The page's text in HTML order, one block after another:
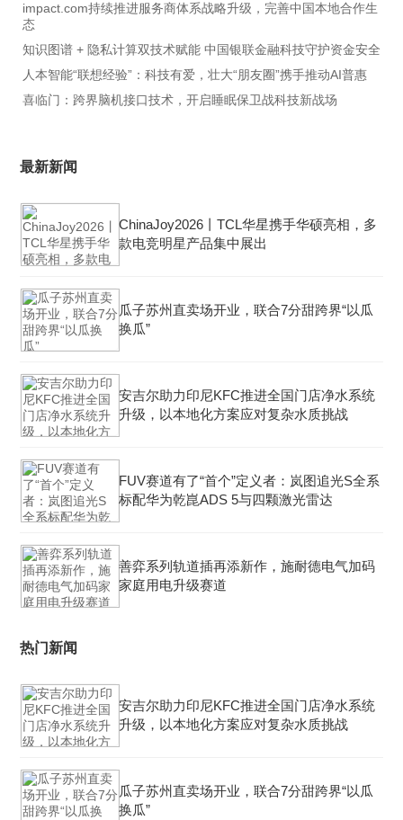
impact.com持续推进服务商体系战略升级，完善中国本地合作生
态
知识图谱 + 隐私计算双技术赋能 中国银联金融科技守护资金安全
人本智能“联想经验”：科技有爱，壮大“朋友圈”携手推动AI普惠
喜临门：跨界脑机接口技术，开启睡眠保卫战科技新战场
最新新闻
ChinaJoy2026丨TCL华星携手华硕亮相，多
款电竞明星产品集中展出
瓜子苏州直卖场开业，联合7分甜跨界“以瓜
换瓜”
安吉尔助力印尼KFC推进全国门店净水系统
升级，以本地化方案应对复杂水质挑战
FUV赛道有了“首个”定义者：岚图追光S全系
标配华为乾崑ADS 5与四颗激光雷达
善弈系列轨道插再添新作，施耐德电气加码
家庭用电升级赛道
热门新闻
安吉尔助力印尼KFC推进全国门店净水系统
升级，以本地化方案应对复杂水质挑战
瓜子苏州直卖场开业，联合7分甜跨界“以瓜
换瓜”